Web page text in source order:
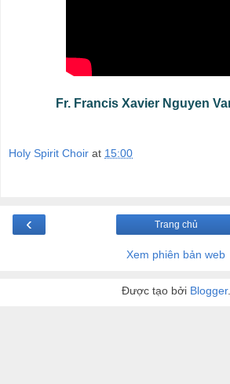
Fr. Francis Xavier Nguyen
Holy Spirit Choir at 15:00
‹ Trang chủ
Xem phiên bản web
Được tạo bởi Blogger.